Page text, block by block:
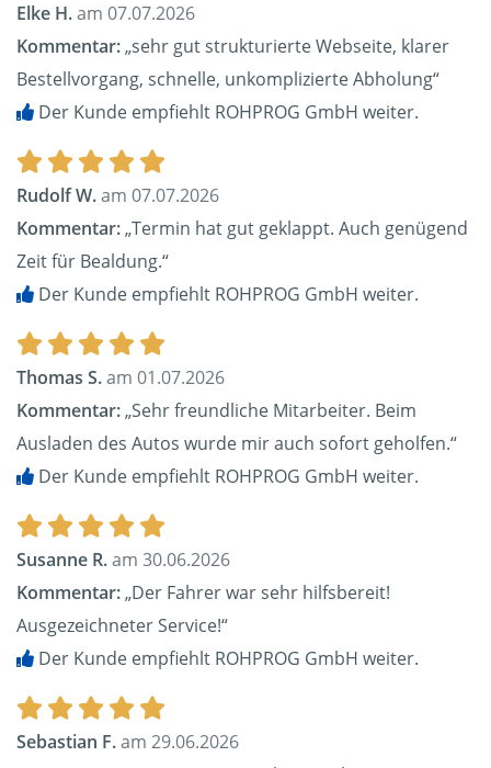
Elke H.am 07.07.2026
Kommentar:„sehr gut strukturierte Webseite, klarer
Bestellvorgang, schnelle, unkomplizierte Abholung“
Der Kunde empfiehlt ROHPROG GmbH weiter.
Rudolf W.am 07.07.2026
Kommentar:„Termin hat gut geklappt. Auch genügend
Zeit für Bealdung.“
Der Kunde empfiehlt ROHPROG GmbH weiter.
Thomas S.am 01.07.2026
Kommentar:„Sehr freundliche Mitarbeiter. Beim
Ausladen des Autos wurde mir auch sofort geholfen.“
Der Kunde empfiehlt ROHPROG GmbH weiter.
Susanne R.am 30.06.2026
Kommentar:„Der Fahrer war sehr hilfsbereit!
Ausgezeichneter Service!“
Der Kunde empfiehlt ROHPROG GmbH weiter.
Sebastian F.am 29.06.2026